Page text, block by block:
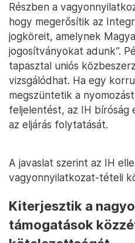
Részben a
hogy megerősítik az
jogköreit, amelynek
jogosítványokat adunk”.
tapasztal uniós
vizsgálódhat. Ha egy
megszüntetik a
feljelentést, az IH
az eljárás folytatását.
A javaslat szerint az IH
vagyonnyilatkozat-tételi
Kiterjesztik a
támogatások